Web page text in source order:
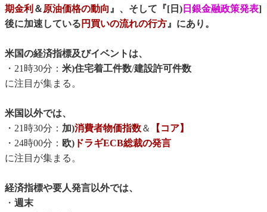
期金利 ＆原油価格の動向』、そして『[日) 日銀金融政策発表]
後に加速している 円買いの流れの行方』にあり。
米国の経済指標及びイベントは、
・21時30分： 米)住宅着工件数/建設許可件数
に注目が集まる。
米国以外では、
・21時30分： 加)消費者物価指数＆
【コア】
・24時00分： 欧) ドラギECB総裁の発言
に注目が集まる。
経済指標や要人発言以外では、
・ 週末